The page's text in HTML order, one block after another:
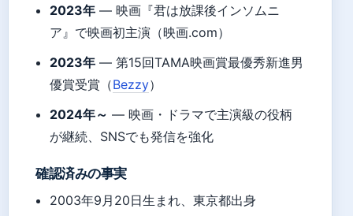
2023年 — 映画『君は放課後インソムニ
ア』で映画初主演（映画.com）
2023年 — 第15回TAMA映画賞最優秀新進男
優賞受賞（Bezzy）
2024年～ — 映画・ドラマで主演級の役柄
が継続、SNSでも発信を強化
確認済みの事実
2003年9月20日生まれ、東京都出身